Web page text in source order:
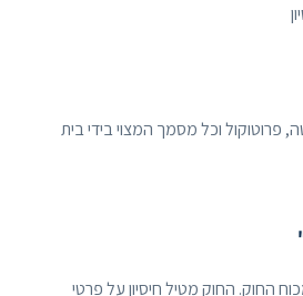
פרוטוקול וכל מסמך המצוי בידי בית
החוק. החוק מטיל חיסיון על פרטי